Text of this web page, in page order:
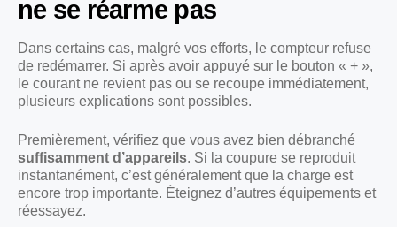
ne se réarme pas
Dans certains cas, malgré vos efforts, le compteur refuse
de redémarrer. Si après avoir appuyé sur le bouton « + »,
le courant ne revient pas ou se recoupe immédiatement,
plusieurs explications sont possibles.
Premièrement, vérifiez que vous avez bien débranché
suffisamment d’appareils. Si la coupure se reproduit
instantanément, c’est généralement que la charge est
encore trop importante. Éteignez d’autres équipements et
réessayez.